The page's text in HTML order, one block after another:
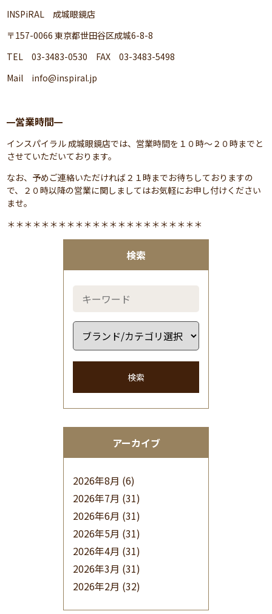
検索
検索
アーカイブ
2026年8月 (6)
2026年7月 (31)
2026年6月 (31)
2026年5月 (31)
2026年4月 (31)
2026年3月 (31)
2026年2月 (32)
INSPiRAL 成城眼鏡店
〒157-0066 東京都世田谷区成城6-8-8
TEL 03-3483-0530 FAX 03-3483-5498
Mail info@inspiral.jp
━営業時間━
インスパイラル 成城眼鏡店では、営業時間を１０時～２０時までと
させていただいております。
なお、予めご連絡いただければ２１時までお待ちしておりますの
で、２０時以降の営業に関しましてはお気軽にお申し付けください
ませ。
＊＊＊＊＊＊＊＊＊＊＊＊＊＊＊＊＊＊＊＊＊＊＊